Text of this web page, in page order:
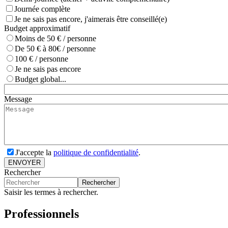
Journée complète
Je ne sais pas encore, j'aimerais être conseillé(e)
Budget approximatif
Moins de 50 € / personne
De 50 € à 80€ / personne
100 € / personne
Je ne sais pas encore
Budget global...
Message
J'accepte la politique de confidentialité.
ENVOYER
Rechercher
Rechercher
Saisir les termes à rechercher.
Professionnels